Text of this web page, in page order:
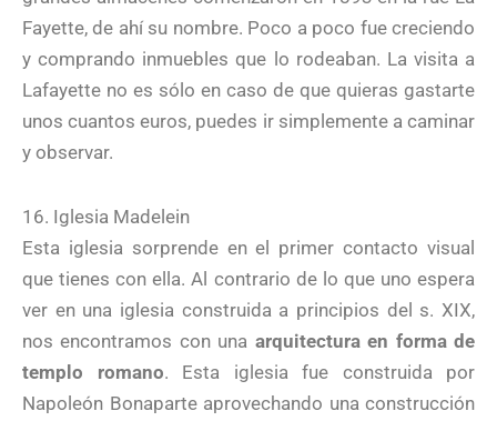
Fayette, de ahí su nombre. Poco a poco fue creciendo
y comprando inmuebles que lo rodeaban. La visita a
Lafayette no es sólo en caso de que quieras gastarte
unos cuantos euros, puedes ir simplemente a caminar
y observar.
16. Iglesia Madelein
Esta iglesia sorprende en el primer contacto visual
que tienes con ella. Al contrario de lo que uno espera
ver en una iglesia construida a principios del s. XIX,
nos encontramos con una arquitectura en forma de
templo romano. Esta iglesia fue construida por
Napoleón Bonaparte aprovechando una construcción